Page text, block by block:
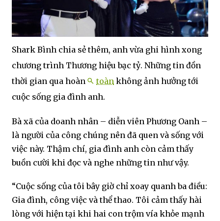
Shark Bình chia sẻ thêm, anh vừa ghi hình xong
chương trình Thương hiệu bạc tỷ. Những tin đồn
thời gian qua hoàn
toàn không ảnh hưởng tới
cuộc sống gia đình anh.
Bà xã của doanh nhân – diễn viên Phương Oanh –
là người của công chúng nên đã quen và sống với
việc này. Thậm chí, gia đình anh còn cảm thấy
buồn cười khi đọc và nghe những tin như vậy.
“Cuộc sống của tôi bây giờ chỉ xoay quanh ba điều:
Gia đình, công việc và thể thao. Tôi cảm thấy hài
lòng với hiện tại khi hai con trộm vía khỏe mạnh